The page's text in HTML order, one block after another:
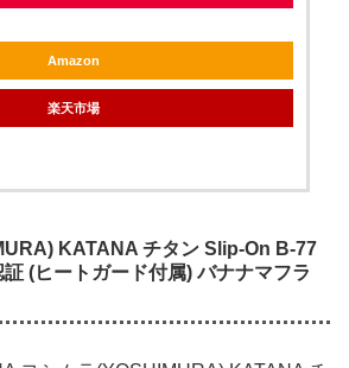
Amazon
楽天市場
KATANA チタン Slip-On B-77
(ヒートガード付属) バナナマフラ